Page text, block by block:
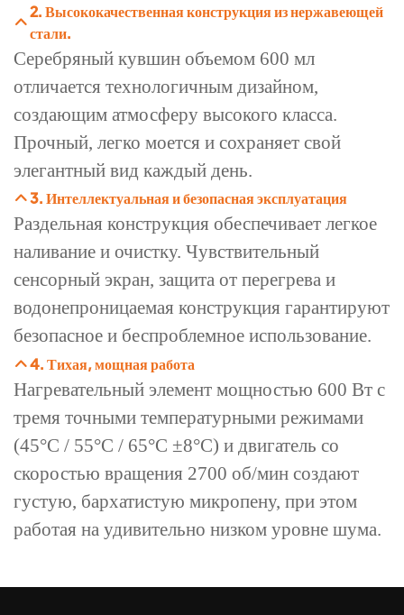
2. Высококачественная конструкция из нержавеющей
стали.
Серебряный кувшин объемом 600 мл
отличается технологичным дизайном,
создающим атмосферу высокого класса.
Прочный, легко моется и сохраняет свой
элегантный вид каждый день.
3. Интеллектуальная и безопасная эксплуатация
Раздельная конструкция обеспечивает легкое
наливание и очистку. Чувствительный
сенсорный экран, защита от перегрева и
водонепроницаемая конструкция гарантируют
безопасное и беспроблемное использование.
4. Тихая, мощная работа
Нагревательный элемент мощностью 600 Вт с
тремя точными температурными режимами
(45°C / 55°C / 65°C ±8°C) и двигатель со
скоростью вращения 2700 об/мин создают
густую, бархатистую микропену, при этом
работая на удивительно низком уровне шума.